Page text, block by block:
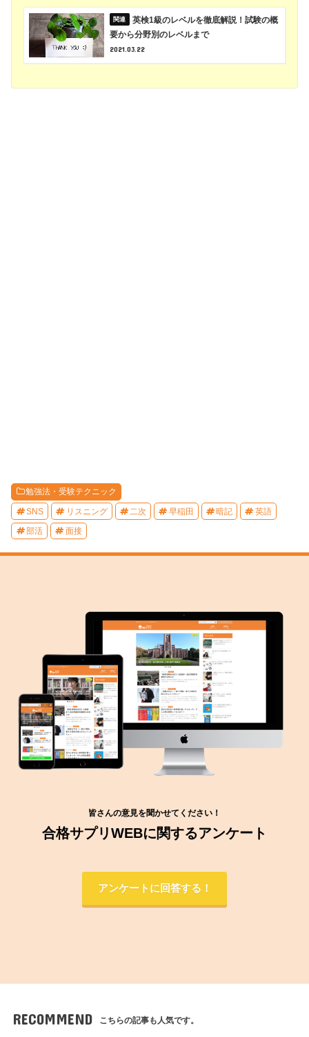
英検1級のレベルを徹底解説！試験の概
要から分野別のレベルまで
2021.03.22
勉強法・受験テクニック
SNS リスニング 二次 早稲田 暗記 英語
部活 面接
皆さんの意見を聞かせてください！
合格サプリWEBに関するアンケート
アンケートに回答する！
RECOMMEND こちらの記事も人気です。